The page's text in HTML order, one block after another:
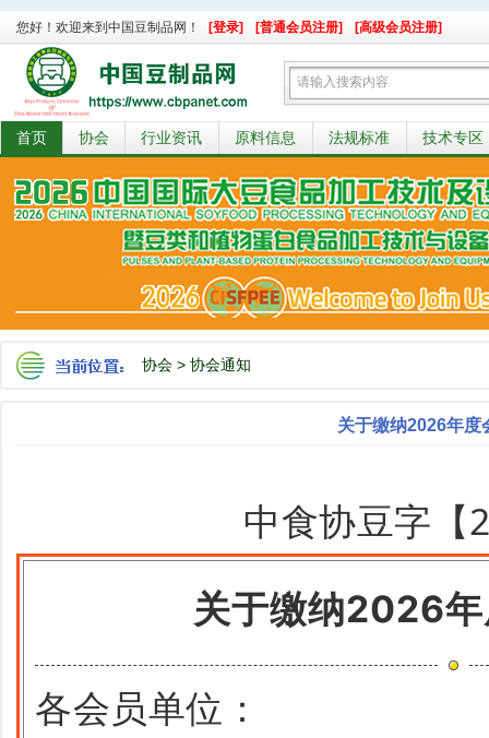
您好！欢迎来到中国豆制品网！ [登录] [普通会员注册] [高级会员注册]
首页 协会 行业资讯 原料信息 法规标准 技术专区
协会 > 协会通知
关于缴纳2026年度
中食协豆字【
关于缴纳2026
各会员单位：